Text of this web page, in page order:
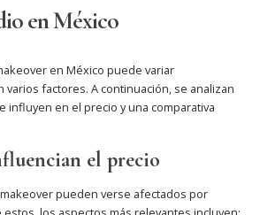
en México
en México puede variar
varios factores. A continuación, se analizan
influyen en el precio y una comparativa
el precio
pueden verse afectados por